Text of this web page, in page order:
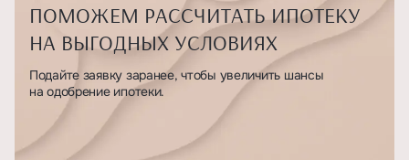
ПОМОЖЕМ РАССЧИТАТЬ ИПОТЕКУ
НА ВЫГОДНЫХ УСЛОВИЯХ
Подайте заявку заранее, чтобы увеличить шансы
на одобрение ипотеки.